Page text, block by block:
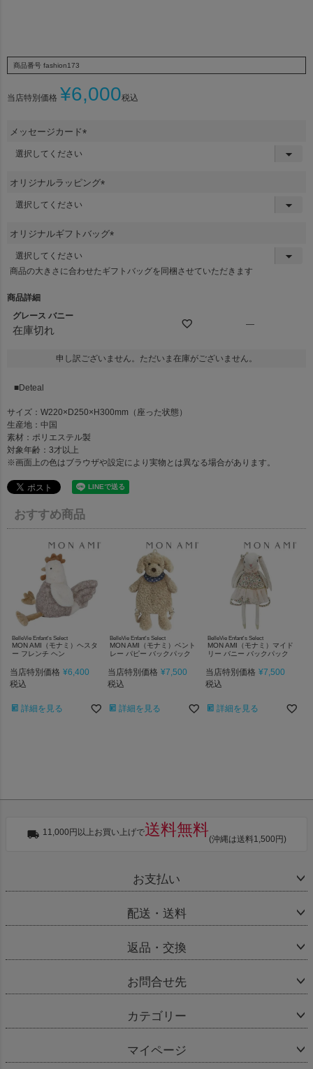
商品番号 fashion173
当店特別価格 ¥6,000税込
メッセージカード
)
オリジナルラッピング
)
オリジナルギフトバッグ
須
商品の大きさに合わせたギフトバッグを同梱させていただきます
商品詳細
グレース バニー
在庫切れ
—
申し訳ございません。ただいま在庫がございません。
■Deteal
サイズ：W220×D250×H300mm（座った状態）
生産地：中国
素材：ポリエステル製
対象年齢：3才以上
※画面上の色はブラウザや設定により実物とは異なる場合があります。
おすすめ商品
BelleVie Enfant's Select
MON AMI（モナミ）ヘスタ
ー フレンチ ヘン
当店特別価格 ¥6,400
税込
詳細を見る
BelleVie Enfant's Select
MON AMI（モナミ）ベント
レー パピー バックパック
当店特別価格 ¥7,500
税込
詳細を見る
BelleVie Enfant's Select
MON AMI（モナミ）マイド
リー バニー バックパック
当店特別価格 ¥7,500
税込
詳細を見る
11,000円以上お買い上げで送料無料
(沖縄は送料1,500円)
お支払い
配送・送料
返品・交換
お問合せ先
カテゴリー
マイページ